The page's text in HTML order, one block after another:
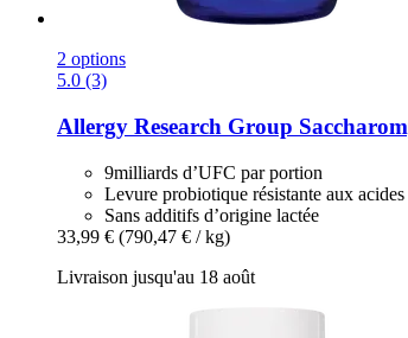
2 options
5.0 (3)
Allergy Research Group
9milliards d’UFC par portion
Levure probiotique résistante aux acides
Sans additifs d’origine lactée
33,99 € (790,47 € / kg)
Livraison jusqu'au 18 août